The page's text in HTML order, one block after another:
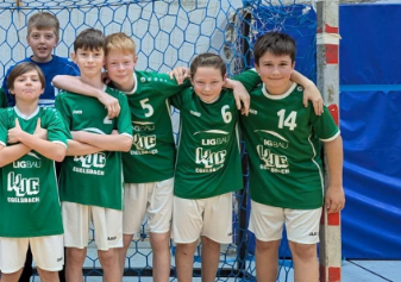
Zum Online-Portal